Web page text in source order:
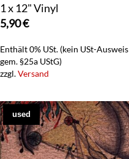
1 x 12" Vinyl
5,90€
Enthält 0% USt. (kein USt-Ausweis
gem. §25a UStG)
zzgl.Versand
used